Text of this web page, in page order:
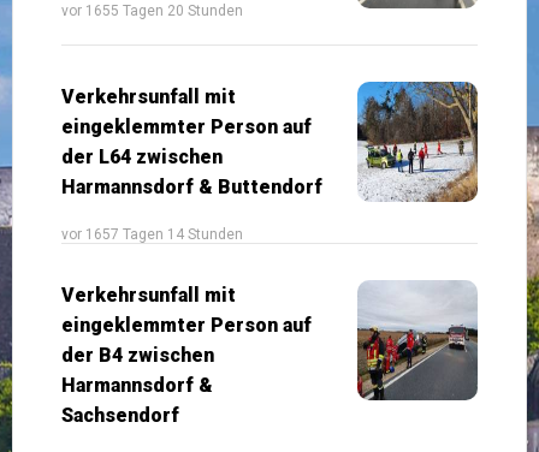
vor 1655 Tagen 20 Stunden
Verkehrsunfall mit
eingeklemmter Person auf
der L64 zwischen
Harmannsdorf & Buttendorf
vor 1657 Tagen 14 Stunden
Verkehrsunfall mit
eingeklemmter Person auf
der B4 zwischen
Harmannsdorf &
Sachsendorf